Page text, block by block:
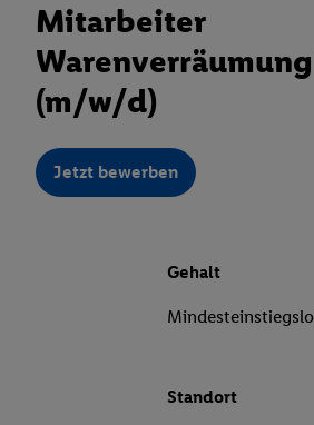
Mitarbeiter
(m/w/d)
Jetzt bewerben
Gehalt
Standort